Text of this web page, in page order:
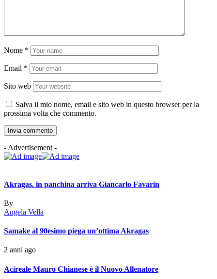
Nome *
Email *
Sito web
Salva il mio nome, email e sito web in questo browser per la
prossima volta che commento.
- Advertisement -
Akragas. in panchina arriva Giancarlo Favarin
By
Angela Vella
Samake al 90esimo piega un’ottima Akragas
2 anni ago
Acireale Mauro Chianese è il Nuovo Allenatore